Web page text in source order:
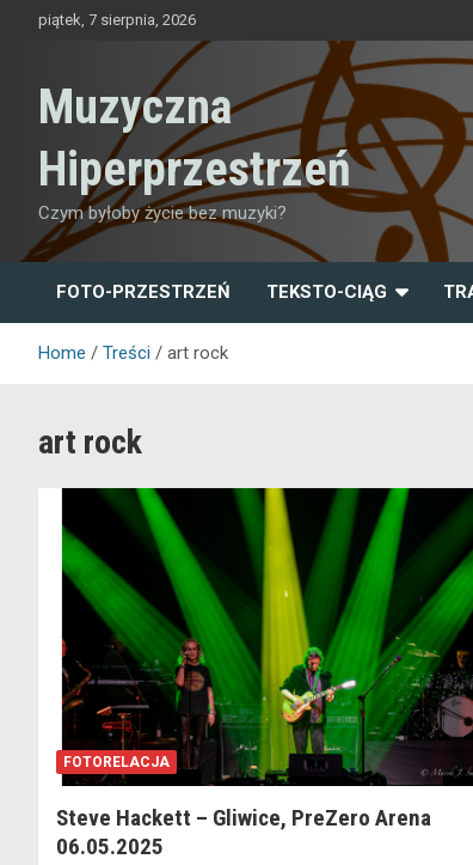
piątek, 7 sierpnia, 2026
Muzyczna
Hiperprzestrzeń
Czym byłoby życie bez muzyki?
FOTO-PRZESTRZEŃ TEKSTO-CIĄG
Home Treści art rock
art rock
FOTORELACJA
Steve Hackett – Gliwice, PreZero Arena
06.05.2025